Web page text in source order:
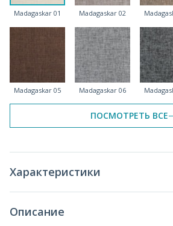
Madagaskar 01 Madagaskar 02
Madagaskar 05 Madagaskar 06
Madagaskar 11
ПОСМОТРЕТЬ ВСЕ
Характеристики
Описание